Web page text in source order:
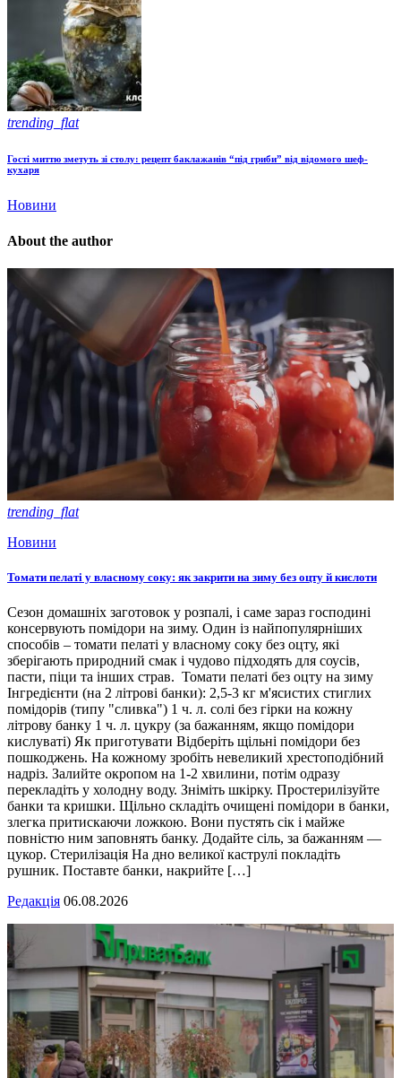
trending_flat
Гості миттю зметуть зі столу: рецепт баклажанів “під гриби” від відомого шеф-
кухаря
Новини
About the author
trending_flat
Новини
Томати пелаті у власному соку: як закрити на зиму без оцту й кислоти
Сезон домашніх заготовок у розпалі, і саме зараз господині
консервують помідори на зиму. Один із найпопулярніших
способів – томати пелаті у власному соку без оцту, які
зберігають природний смак і чудово підходять для соусів,
пасти, піци та інших страв. Томати пелаті без оцту на зиму
Інгредієнти (на 2 літрові банки): 2,5-3 кг м'ясистих стиглих
помідорів (типу "сливка") 1 ч. л. солі без гірки на кожну
літрову банку 1 ч. л. цукру (за бажанням, якщо помідори
кислуваті) Як приготувати Відберіть щільні помідори без
пошкоджень. На кожному зробіть невеликий хрестоподібний
надріз. Залийте окропом на 1-2 хвилини, потім одразу
перекладіть у холодну воду. Зніміть шкірку. Простерилізуйте
банки та кришки. Щільно складіть очищені помідори в банки,
злегка притискаючи ложкою. Вони пустять сік і майже
повністю ним заповнять банку. Додайте сіль, за бажанням —
цукор. Стерилізація На дно великої каструлі покладіть
рушник. Поставте банки, накрийте […]
Редакція 06.08.2026